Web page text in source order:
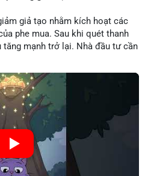
giả tạo nhằm kích hoạt các
phe mua. Sau khi quét thanh
tăng mạnh trở lại. Nhà đầu tư cần